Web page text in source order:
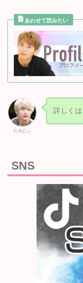
たろにぃ
詳しくは
SNS